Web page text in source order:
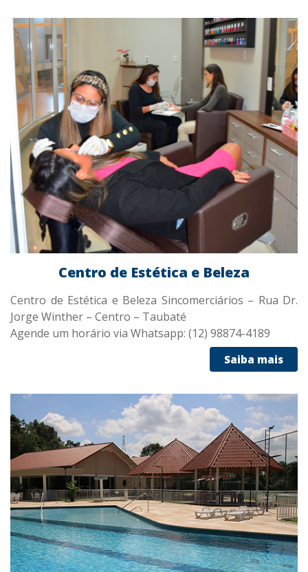
Centro de Estética e Beleza
Centro de Estética e Beleza Sincomerciários – Rua Dr.
Jorge Winther – Centro – Taubaté
Agende um horário via Whatsapp: (12) 98874-4189
Saiba mais